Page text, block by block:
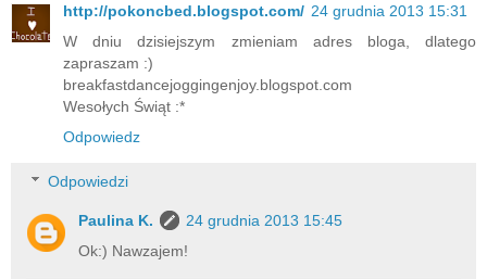
http://pokoncbed.blogspot.com/ 24 grudnia 2013 15:31
W dniu dzisiejszym zmieniam adres bloga, dlatego
zapraszam :)
breakfastdancejoggingenjoy.blogspot.com
Wesołych Świąt :*
Odpowiedz
Odpowiedzi
Paulina K.
24 grudnia 2013 15:45
Ok:) Nawzajem!